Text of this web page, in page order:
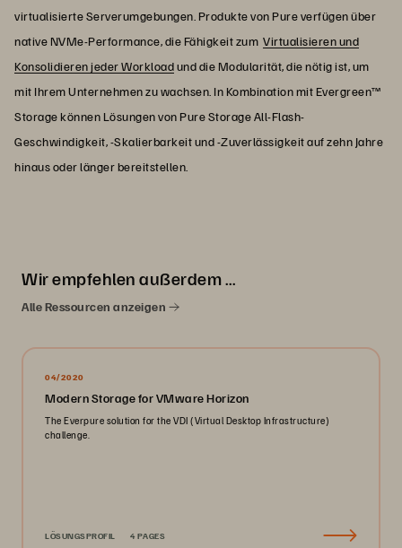
virtualisierte Serverumgebungen. Produkte von Pure verfügen über
native NVMe-Performance, die Fähigkeit zum Virtualisieren und
Konsolidieren jeder Workloadund die Modularität, die nötig ist, um
mit Ihrem Unternehmen zu wachsen. In Kombination mit Evergreen™
Storage können Lösungen von Pure Storage All-Flash-
Geschwindigkeit, -Skalierbarkeit und -Zuverlässigkeit auf zehn Jahre
hinaus oder länger bereitstellen.
Wir empfehlen außerdem …
Alle Ressourcen anzeigen
04/2020
Modern Storage for VMware Horizon
The Everpure solution for the VDI (Virtual Desktop Infrastructure)
challenge.
LÖSUNGSPROFIL 4 PAGES